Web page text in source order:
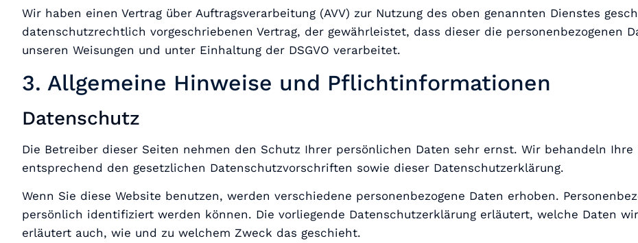
Wir haben einen Vertrag über Auftragsverarbeitung (AVV) zur Nutzung des oben genannten Dienstes
datenschutzrechtlich vorgeschriebenen Vertrag, der gewährleistet, dass dieser die personenbezogenen
unseren Weisungen und unter Einhaltung der DSGVO verarbeitet.
3. Allgemeine Hinweise und Pflicht­informationen
Datenschutz
Die Betreiber dieser Seiten nehmen den Schutz Ihrer persönlichen Daten sehr ernst. Wir behandeln
entsprechend den gesetzlichen Datenschutzvorschriften sowie dieser Datenschutzerklärung.
Wenn Sie diese Website benutzen, werden verschiedene personenbezogene Daten erhoben.
persönlich identifiziert werden können. Die vorliegende Datenschutzerklärung erläutert, welche Daten
erläutert auch, wie und zu welchem Zweck das geschieht.